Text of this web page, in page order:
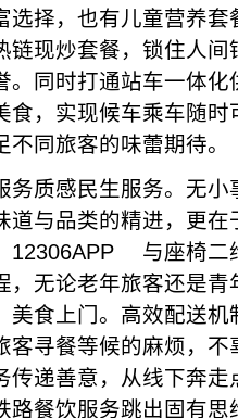
选择，也有儿童营养
链现炒套餐，锁住人
。同时打通站车一体
食，实现候车乘车随
同旅客的味蕾期待。
务质感民生服务。无
道与品类的精进，更在
12306APP 与座椅二
，无论老年旅客还是
美食上门。高效配送
客寻餐等候的麻烦，
传递善意，从线下奔
路餐饮服务跳出固有